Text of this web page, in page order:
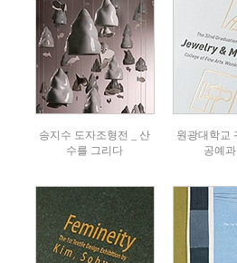
송지수 도자조형전 _ 산
수를 그리다
원광대학교
공예